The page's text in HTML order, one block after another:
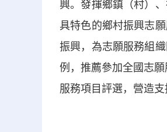
興。發揮鄉鎮（村）
具特色的鄉村振興志願
振興，為志願服務組
例，推薦參加全國志
服務項目評選，營造